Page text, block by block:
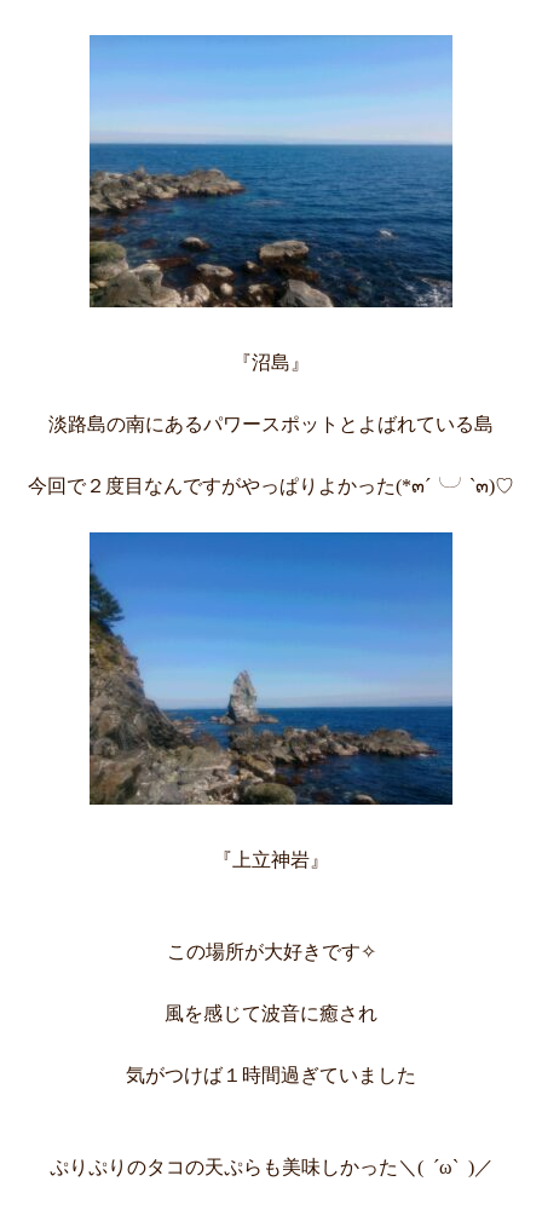
『沼島』
淡路島の南にあるパワースポットとよばれている島
今回で２度目なんですがやっぱりよかった(*๓´╰╯`๓)♡
『上立神岩』
この場所が大好きです✧
風を感じて波音に癒され
気がつけば１時間過ぎていました
ぷりぷりのタコの天ぷらも美味しかった＼( ´ω` )／